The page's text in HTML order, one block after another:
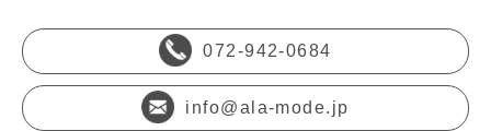
072-942-0684
info@ala-mode.jp